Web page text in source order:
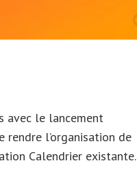
avec le lancement
rendre l’organisation de
Calendrier existante.